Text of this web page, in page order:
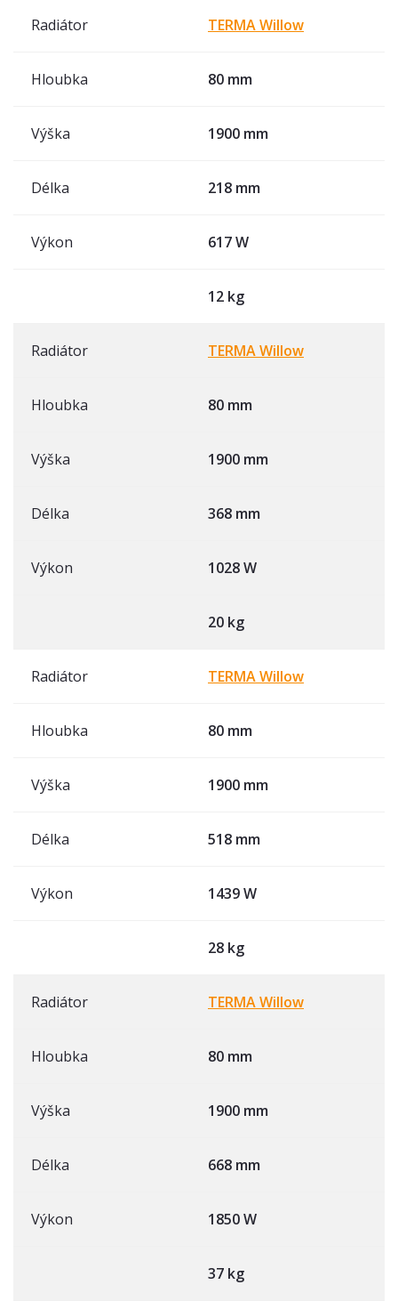
Radiátor TERMA Willow
Hloubka 80 mm
Výška 1900 mm
Délka 218 mm
Výkon 617 W
12 kg
Radiátor TERMA Willow
Hloubka 80 mm
Výška 1900 mm
Délka 368 mm
Výkon 1028 W
20 kg
Radiátor TERMA Willow
Hloubka 80 mm
Výška 1900 mm
Délka 518 mm
Výkon 1439 W
28 kg
Radiátor TERMA Willow
Hloubka 80 mm
Výška 1900 mm
Délka 668 mm
Výkon 1850 W
37 kg